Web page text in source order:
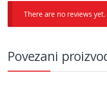
There are no reviews yet.
Povezani